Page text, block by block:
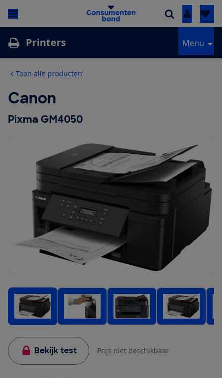
Inloggen
Printers Menu
Toon alle producten
Canon
Pixma GM4050
Bekijk test Prijs niet beschikbaar